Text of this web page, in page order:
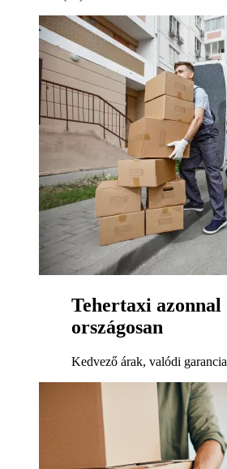
Tehertaxi azonnal
országosan
Kedvező árak, valódi garancia